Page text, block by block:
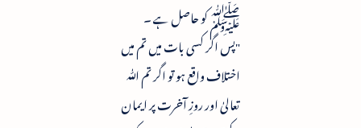
ﷺ کو حاصل ہے ۔
"پس اگر کسی بات میں تم میں
اختلاف واقع ہو تو اگر تم ﷲ
تعالیٰ اور روزِ آخرت پر ایمان